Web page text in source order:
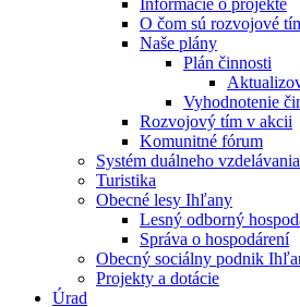
Informácie o projekte
O čom sú rozvojové
Naše plány
Plán činnosti
Vyhodnotenie
Rozvojový tím v akcii
Komunitné fórum
Systém duálneho vzdelávania
Turistika
Obecné lesy Ihľany
Lesný odborný
Správa o hospodárení
Obecný sociálny podnik
Projekty a dotácie
Úrad